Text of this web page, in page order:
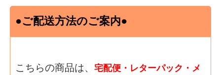
●ご配送方法のご案内●
こちらの商品は、 宅配便・レターパック・メ